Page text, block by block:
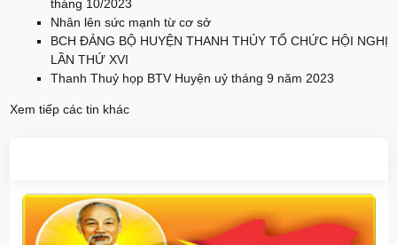
tháng 10/2023
Nhân lên sức mạnh từ cơ sở
BCH ĐẢNG BỘ HUYỆN THANH THỦY TỔ CHỨC HỘI NGHỊ
LẦN THỨ XVI
Thanh Thuỷ họp BTV Huyện uỷ tháng 9 năm 2023
Xem tiếp các tin khác